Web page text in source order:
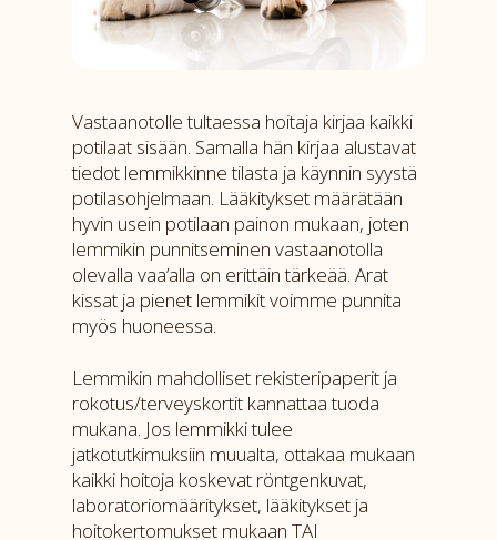
Vastaanotolle tultaessa hoitaja kirjaa kaikki
potilaat sisään. Samalla hän kirjaa alustavat
tiedot lemmikkinne tilasta ja käynnin syystä
potilasohjelmaan. Lääkitykset määrätään
hyvin usein potilaan painon mukaan, joten
lemmikin punnitseminen vastaanotolla
olevalla vaa’alla on erittäin tärkeää. Arat
kissat ja pienet lemmikit voimme punnita
myös huoneessa.
Lemmikin mahdolliset rekisteripaperit ja
rokotus/terveyskortit kannattaa tuoda
mukana. Jos lemmikki tulee
jatkotutkimuksiin muualta, ottakaa mukaan
kaikki hoitoja koskevat röntgenkuvat,
laboratoriomääritykset, lääkitykset ja
hoitokertomukset mukaan TAI